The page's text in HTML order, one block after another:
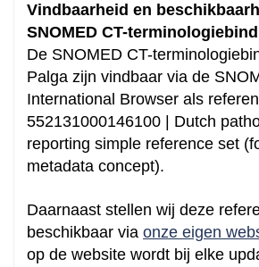
Vindbaarheid en
SNOMED CT-
De SNOMED CT-
Palga zijn vindbaar via de
International Browser als
552131000146100 | Dutch
reporting simple reference set
metadata concept).
Daarnaast stellen wij deze
beschikbaar via onze eigen
op de website wordt bij elke